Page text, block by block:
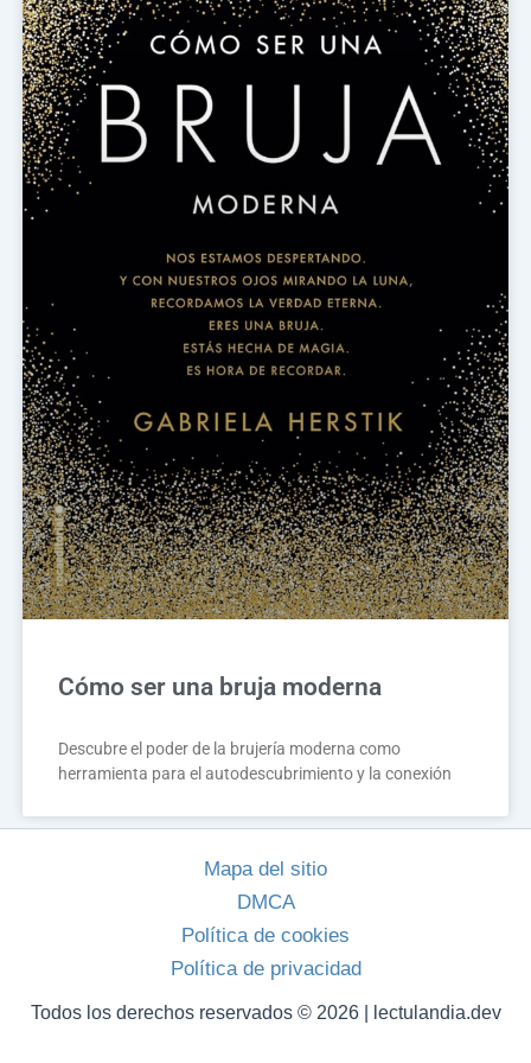
Cómo ser una bruja moderna
Descubre el poder de la brujería moderna como
herramienta para el autodescubrimiento y la conexión
Mapa del sitio
DMCA
Política de cookies
Política de privacidad
Todos los derechos reservados © 2026 | lectulandia.dev